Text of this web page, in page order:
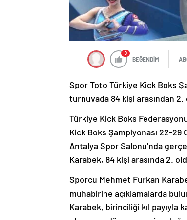
0
BEĞENDİM
Spor Toto Türkiye Kick Boks
turnuvada 84 kişi arasından
Türkiye Kick Boks
Kick Boks Şampiyonası 22-29
Antalya Spor Salonu’nda
Karabek, 84 kişi arasında 2.
Sporcu Mehmet Furkan
muhabirine açıklamalarda
Karabek, birinciliği kıl payıyla